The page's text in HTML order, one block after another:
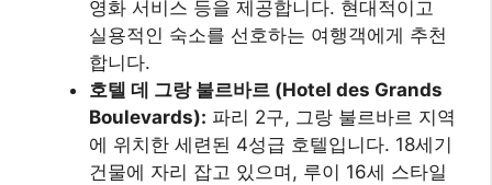
영화 서비스 등을 제공합니다. 현대적이고
실용적인 숙소를 선호하는 여행객에게 추천
합니다.
호텔 데 그랑 불르바르 (Hotel des Grands
Boulevards): 파리 2구, 그랑 불르바르 지역
에 위치한 세련된 4성급 호텔입니다. 18세기
건물에 자리 잡고 있으며, 루이 16세 스타일